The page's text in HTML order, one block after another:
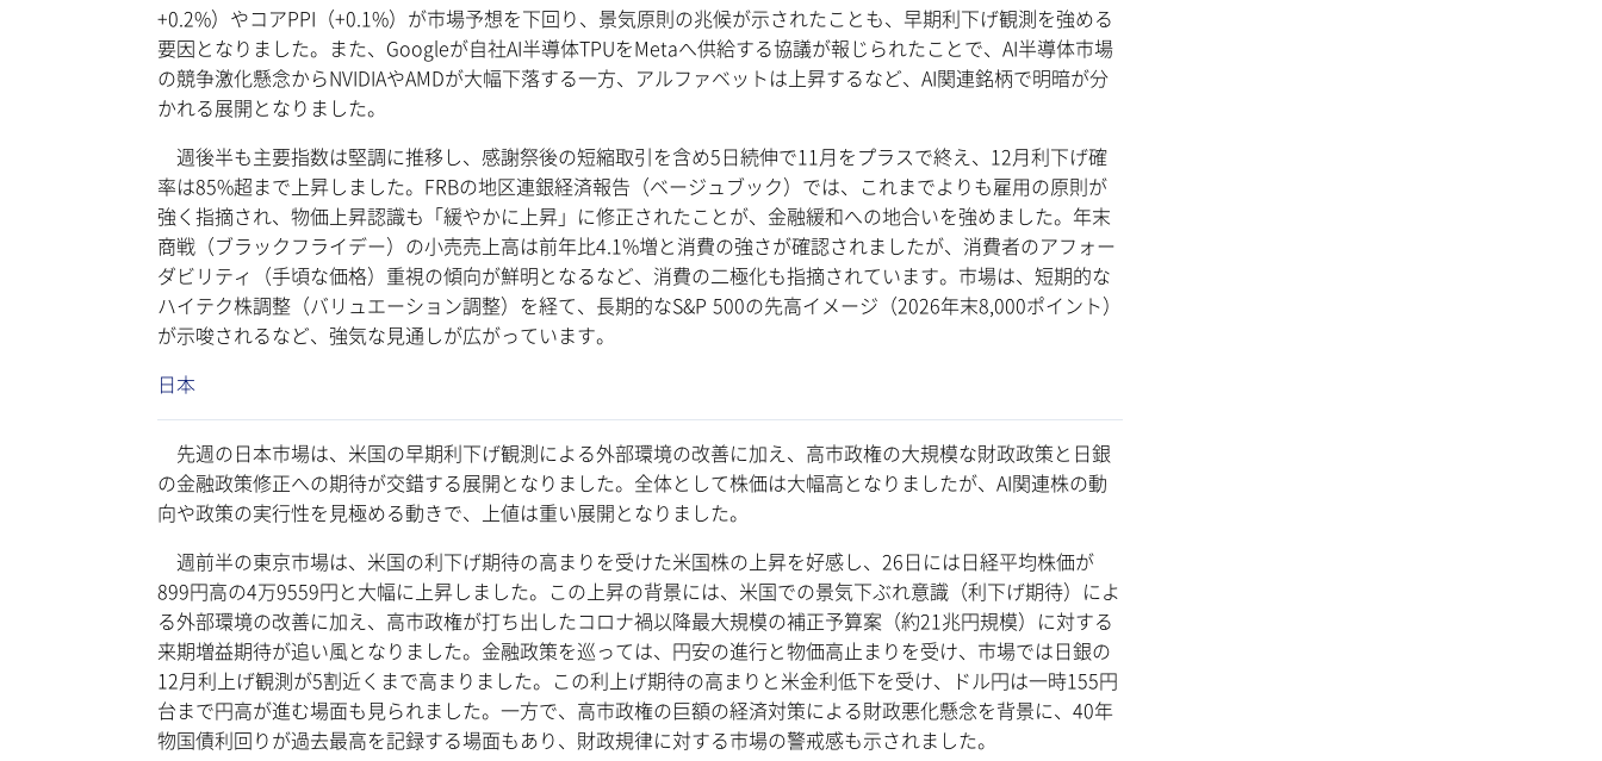
+0.2%）やコアPPI（+0.1%）が市場予想を下回り、景気原則の兆候が示されたことも、早期利下げ観測を強める
要因となりました。また、Googleが自社AI半導体TPUをMetaへ供給する協議が報じられたことで、AI半導体市場
の競争激化懸念からNVIDIAやAMDが大幅下落する一方、アルファベットは上昇するなど、AI関連銘柄で明暗が分
かれる展開となりました。
週後半も主要指数は堅調に推移し、感謝祭後の短縮取引を含め5日続伸で11月をプラスで終え、12月利下げ確
率は85%超まで上昇しました。FRBの地区連銀経済報告（ベージュブック）では、これまでよりも雇用の原則が
強く指摘され、物価上昇認識も「緩やかに上昇」に修正されたことが、金融緩和への地合いを強めました。年末
商戦（ブラックフライデー）の小売売上高は前年比4.1%増と消費の強さが確認されましたが、消費者のアフォー
ダビリティ（手頃な価格）重視の傾向が鮮明となるなど、消費の二極化も指摘されています。市場は、短期的な
ハイテク株調整（バリュエーション調整）を経て、長期的なS&P 500の先高イメージ（2026年末8,000ポイント）
が示唆されるなど、強気な見通しが広がっています。
日本
先週の日本市場は、米国の早期利下げ観測による外部環境の改善に加え、高市政権の大規模な財政政策と日銀
の金融政策修正への期待が交錯する展開となりました。全体として株価は大幅高となりましたが、AI関連株の動
向や政策の実行性を見極める動きで、上値は重い展開となりました。
週前半の東京市場は、米国の利下げ期待の高まりを受けた米国株の上昇を好感し、26日には日経平均株価が
899円高の4万9559円と大幅に上昇しました。この上昇の背景には、米国での景気下ぶれ意識（利下げ期待）によ
る外部環境の改善に加え、高市政権が打ち出したコロナ禍以降最大規模の補正予算案（約21兆円規模）に対する
来期増益期待が追い風となりました。金融政策を巡っては、円安の進行と物価高止まりを受け、市場では日銀の
12月利上げ観測が5割近くまで高まりました。この利上げ期待の高まりと米金利低下を受け、ドル円は一時155円
台まで円高が進む場面も見られました。一方で、高市政権の巨額の経済対策による財政悪化懸念を背景に、40年
物国債利回りが過去最高を記録する場面もあり、財政規律に対する市場の警戒感も示されました。